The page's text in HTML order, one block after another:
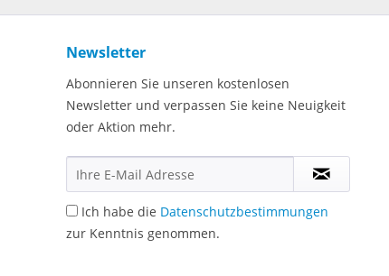
Newsletter
Abonnieren Sie unseren kostenlosen
Newsletter und verpassen Sie keine Neuigkeit
oder Aktion mehr.
Ich habe die Datenschutzbestimmungen
zur Kenntnis genommen.